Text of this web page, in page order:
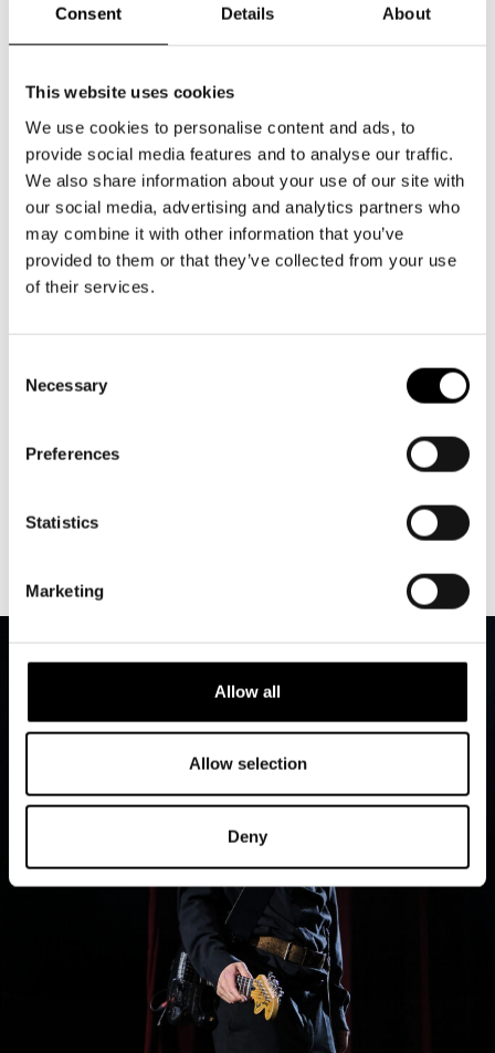
Consent Details About
This website uses cookies
We use cookies to personalise content and ads, to
provide social media features and to analyse our traffic.
We also share information about your use of our site with
our social media, advertising and analytics partners who
may combine it with other information that you’ve
provided to them or that they’ve collected from your use
of their services.
Selection
Necessary
Preferences
Statistics
Marketing
Allow all
Allow selection
Deny
Skådespelaren, Osric Vålnaden, Kung Claudius